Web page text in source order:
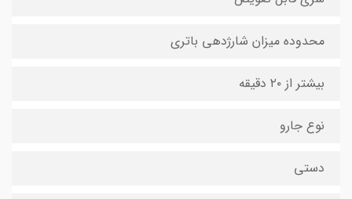
محدوده میزان شارژدهی باتری
بیشتر از ۲۰ دقیقه
نوع جارو
دستی